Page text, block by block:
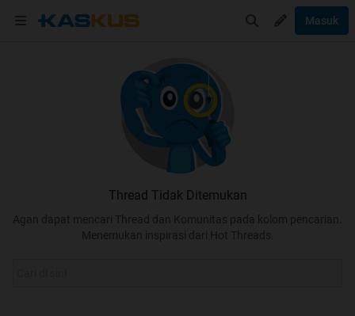
Masuk
Thread Tidak Ditemukan
Agan dapat mencari Thread dan Komunitas pada kolom pencarian.
Menemukan inspirasi dari Hot Threads.